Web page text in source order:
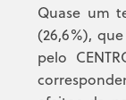
Quase um
(26,6%),
pelo